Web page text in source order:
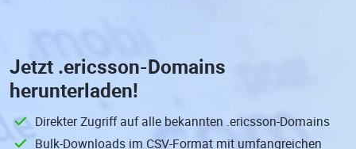
Jetzt .ericsson-Domains
herunterladen!
Direkter Zugriff auf alle bekannten .ericsson-Domains
Bulk-Downloads im CSV-Format mit umfangreichen